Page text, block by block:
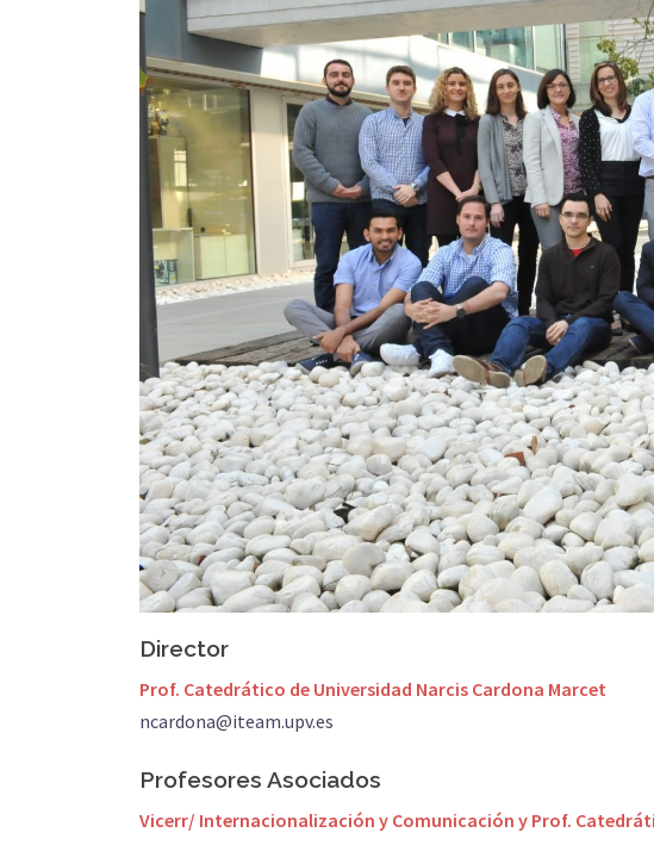
Director
Prof. Catedrático de Universidad Narcis Cardona Marcet
ncardona@iteam.upv.es
Profesores Asociados
Vicerr/ Internacionalización y Comunicación y Prof.